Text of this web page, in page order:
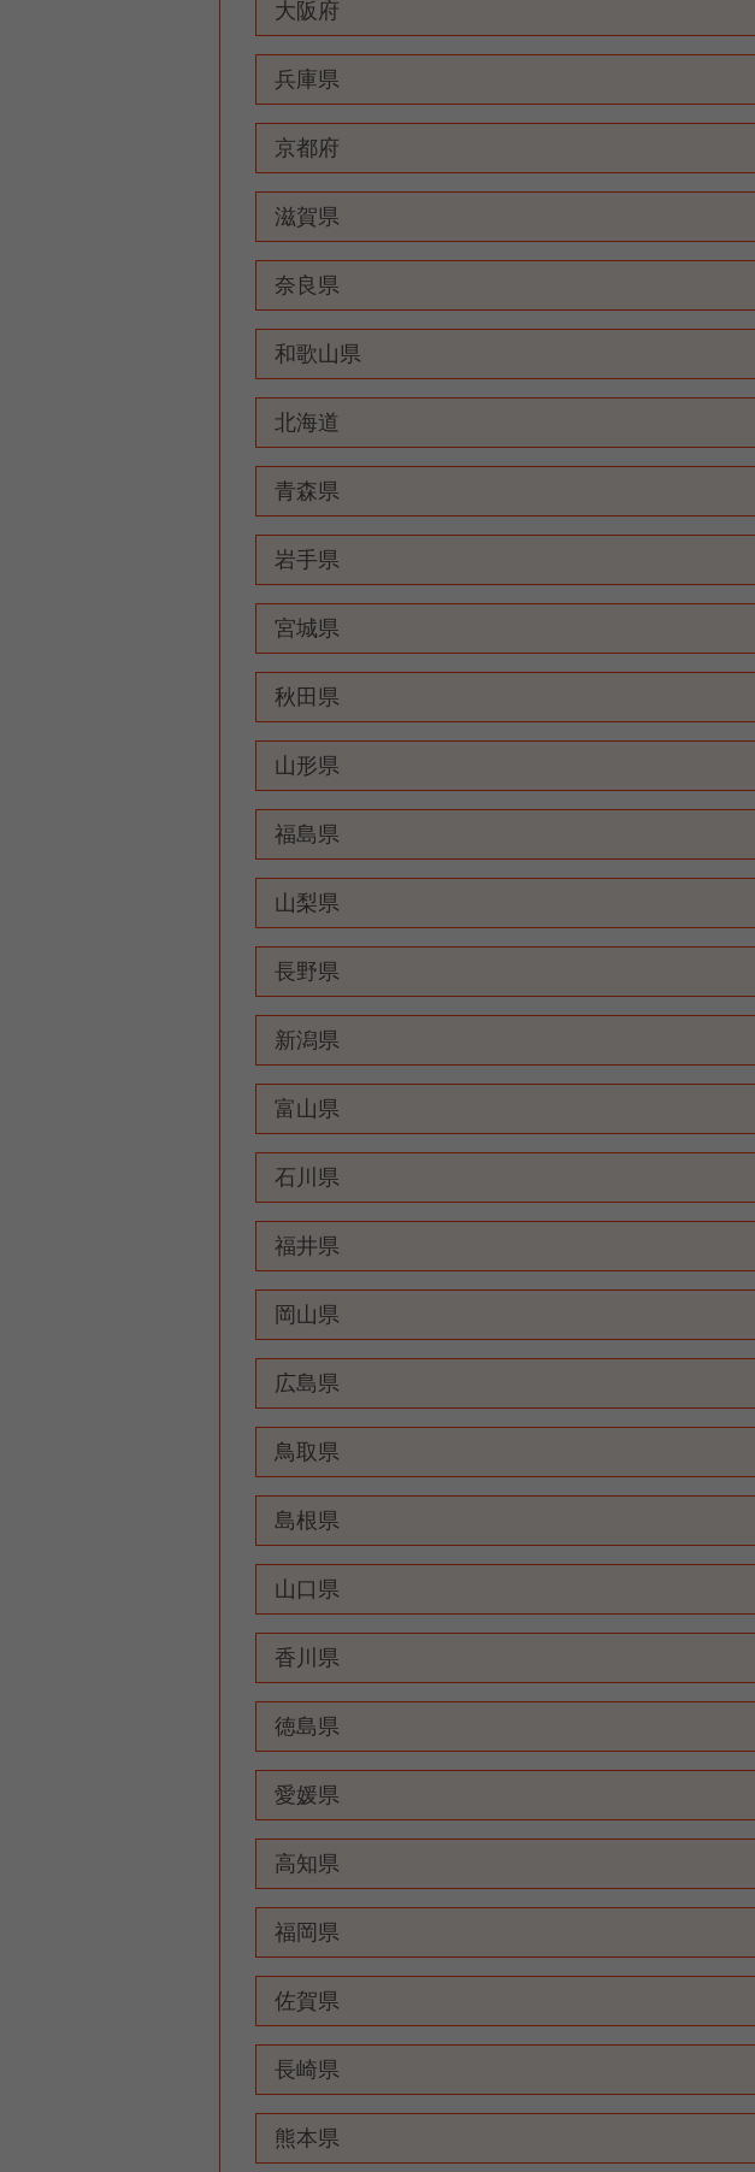
大阪府
兵庫県
京都府
滋賀県
奈良県
和歌山県
北海道
青森県
岩手県
宮城県
秋田県
山形県
福島県
山梨県
長野県
新潟県
富山県
石川県
福井県
岡山県
広島県
鳥取県
島根県
山口県
香川県
徳島県
愛媛県
高知県
福岡県
佐賀県
長崎県
熊本県